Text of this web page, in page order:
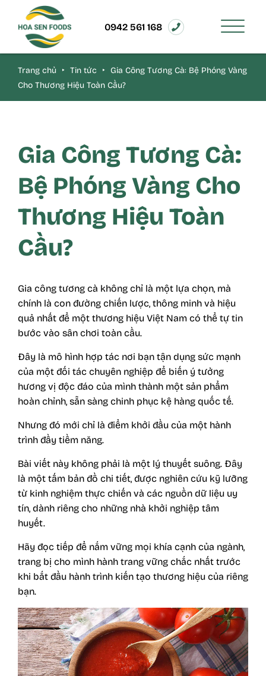
0942 561 168
Trang chủ ‣ Tin tức ‣ Gia Công Tương Cà: Bệ Phóng Vàng
Cho Thương Hiệu Toàn Cầu?
Gia Công Tương Cà:
Bệ Phóng Vàng Cho
Thương Hiệu Toàn
Cầu?
Gia công tương cà không chỉ là một lựa chọn, mà
chính là con đường chiến lược, thông minh và hiệu
quả nhất để một thương hiệu Việt Nam có thể tự tin
bước vào sân chơi toàn cầu.
Đây là mô hình hợp tác nơi bạn tận dụng sức mạnh
của một đối tác chuyên nghiệp để biến ý tưởng
hương vị độc đáo của mình thành một sản phẩm
hoàn chỉnh, sẵn sàng chinh phục kệ hàng quốc tế.
Nhưng đó mới chỉ là điểm khởi đầu của một hành
trình đầy tiềm năng.
Bài viết này không phải là một lý thuyết suông. Đây
là một tấm bản đồ chi tiết, được nghiên cứu kỹ lưỡng
từ kinh nghiệm thực chiến và các nguồn dữ liệu uy
tín, dành riêng cho những nhà khởi nghiệp tâm
huyết.
Hãy đọc tiếp để nắm vững mọi khía cạnh của ngành,
trang bị cho mình hành trang vững chắc nhất trước
khi bắt đầu hành trình kiến tạo thương hiệu của riêng
bạn.